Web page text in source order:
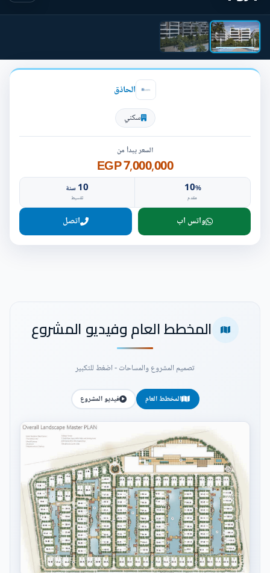
الحاذق
سكني
السعر يبدأ من
7,000,000 EGP
10%
مقدم
10 سنة
تقسيط
واتس اب اتصل
المخطط العام وفيديو المشروع
تصميم المشروع والمساحات - اضغط للتكبير
المخطط العام فيديو المشروع